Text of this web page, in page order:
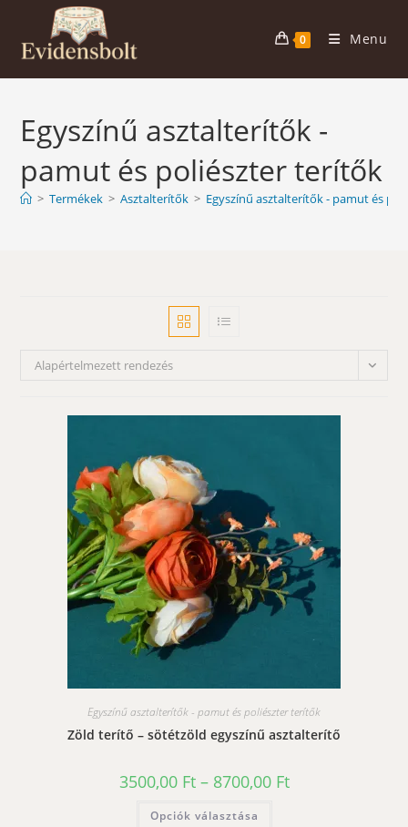
content
0 Menu
Egyszínű asztalterítők -
pamut és poliészter terítők
> Termékek > Asztalterítők > Egyszínű asztalterítők - pamut és
Alapértelmezett rendezés
Egyszínű asztalterítők - pamut és poliészter terítők
Zöld terítő – sötétzöld egyszínű asztalterítő
3500,00 Ft – 8700,00 FtÁrtartomány:
3500,00 Ft
Opciók választása